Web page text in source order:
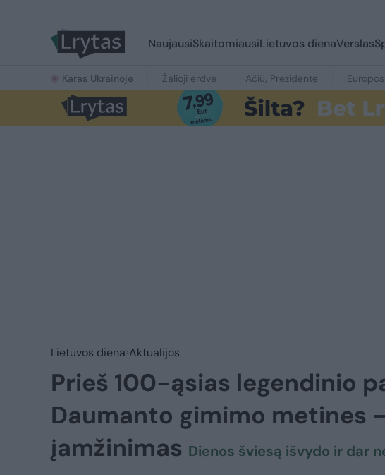
NaujausiSkaitomiausiLietuvos dienaVerslas
Karas Ukrainoje Žalioji erdvė Ačiū, Prezidente
Lietuvos diena Aktualijos
Prieš 100-ąsias legendinio
Daumanto gimimo metines
įamžinimas Dienos šviesą išvydo ir dar